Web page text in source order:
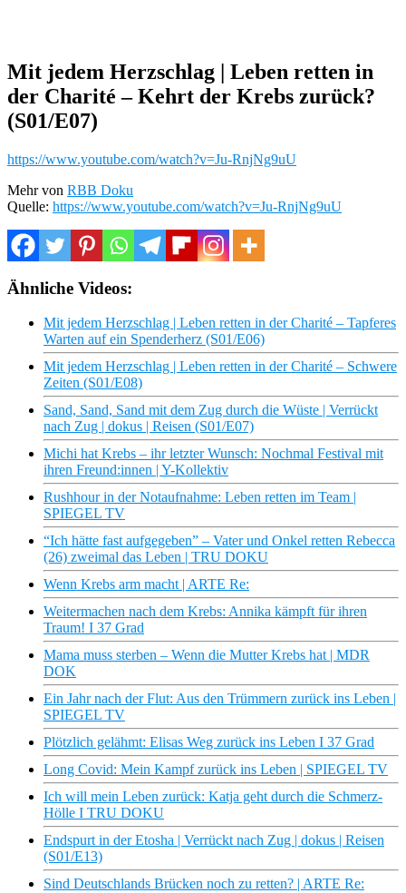
Mit jedem Herzschlag | Leben retten in
der Charité – Kehrt der Krebs zurück?
(S01/E07)
https://www.youtube.com/watch?v=Ju-RnjNg9uU
Mehr von RBB Doku
Quelle: https://www.youtube.com/watch?v=Ju-RnjNg9uU
Ähnliche Videos:
Mit jedem Herzschlag | Leben retten in der Charité – Tapferes
Warten auf ein Spenderherz (S01/E06)
Mit jedem Herzschlag | Leben retten in der Charité – Schwere
Zeiten (S01/E08)
Sand, Sand, Sand mit dem Zug durch die Wüste | Verrückt
nach Zug | dokus | Reisen (S01/E07)
Michi hat Krebs – ihr letzter Wunsch: Nochmal Festival mit
ihren Freund:innen | Y-Kollektiv
Rushhour in der Notaufnahme: Leben retten im Team |
SPIEGEL TV
“Ich hätte fast aufgegeben” – Vater und Onkel retten Rebecca
(26) zweimal das Leben | TRU DOKU
Wenn Krebs arm macht | ARTE Re:
Weitermachen nach dem Krebs: Annika kämpft für ihren
Traum! I 37 Grad
Mama muss sterben – Wenn die Mutter Krebs hat | MDR
DOK
Ein Jahr nach der Flut: Aus den Trümmern zurück ins Leben |
SPIEGEL TV
Plötzlich gelähmt: Elisas Weg zurück ins Leben I 37 Grad
Long Covid: Mein Kampf zurück ins Leben | SPIEGEL TV
Ich will mein Leben zurück: Katja geht durch die Schmerz-
Hölle I TRU DOKU
Endspurt in der Etosha | Verrückt nach Zug | dokus | Reisen
(S01/E13)
Sind Deutschlands Brücken noch zu retten? | ARTE Re: